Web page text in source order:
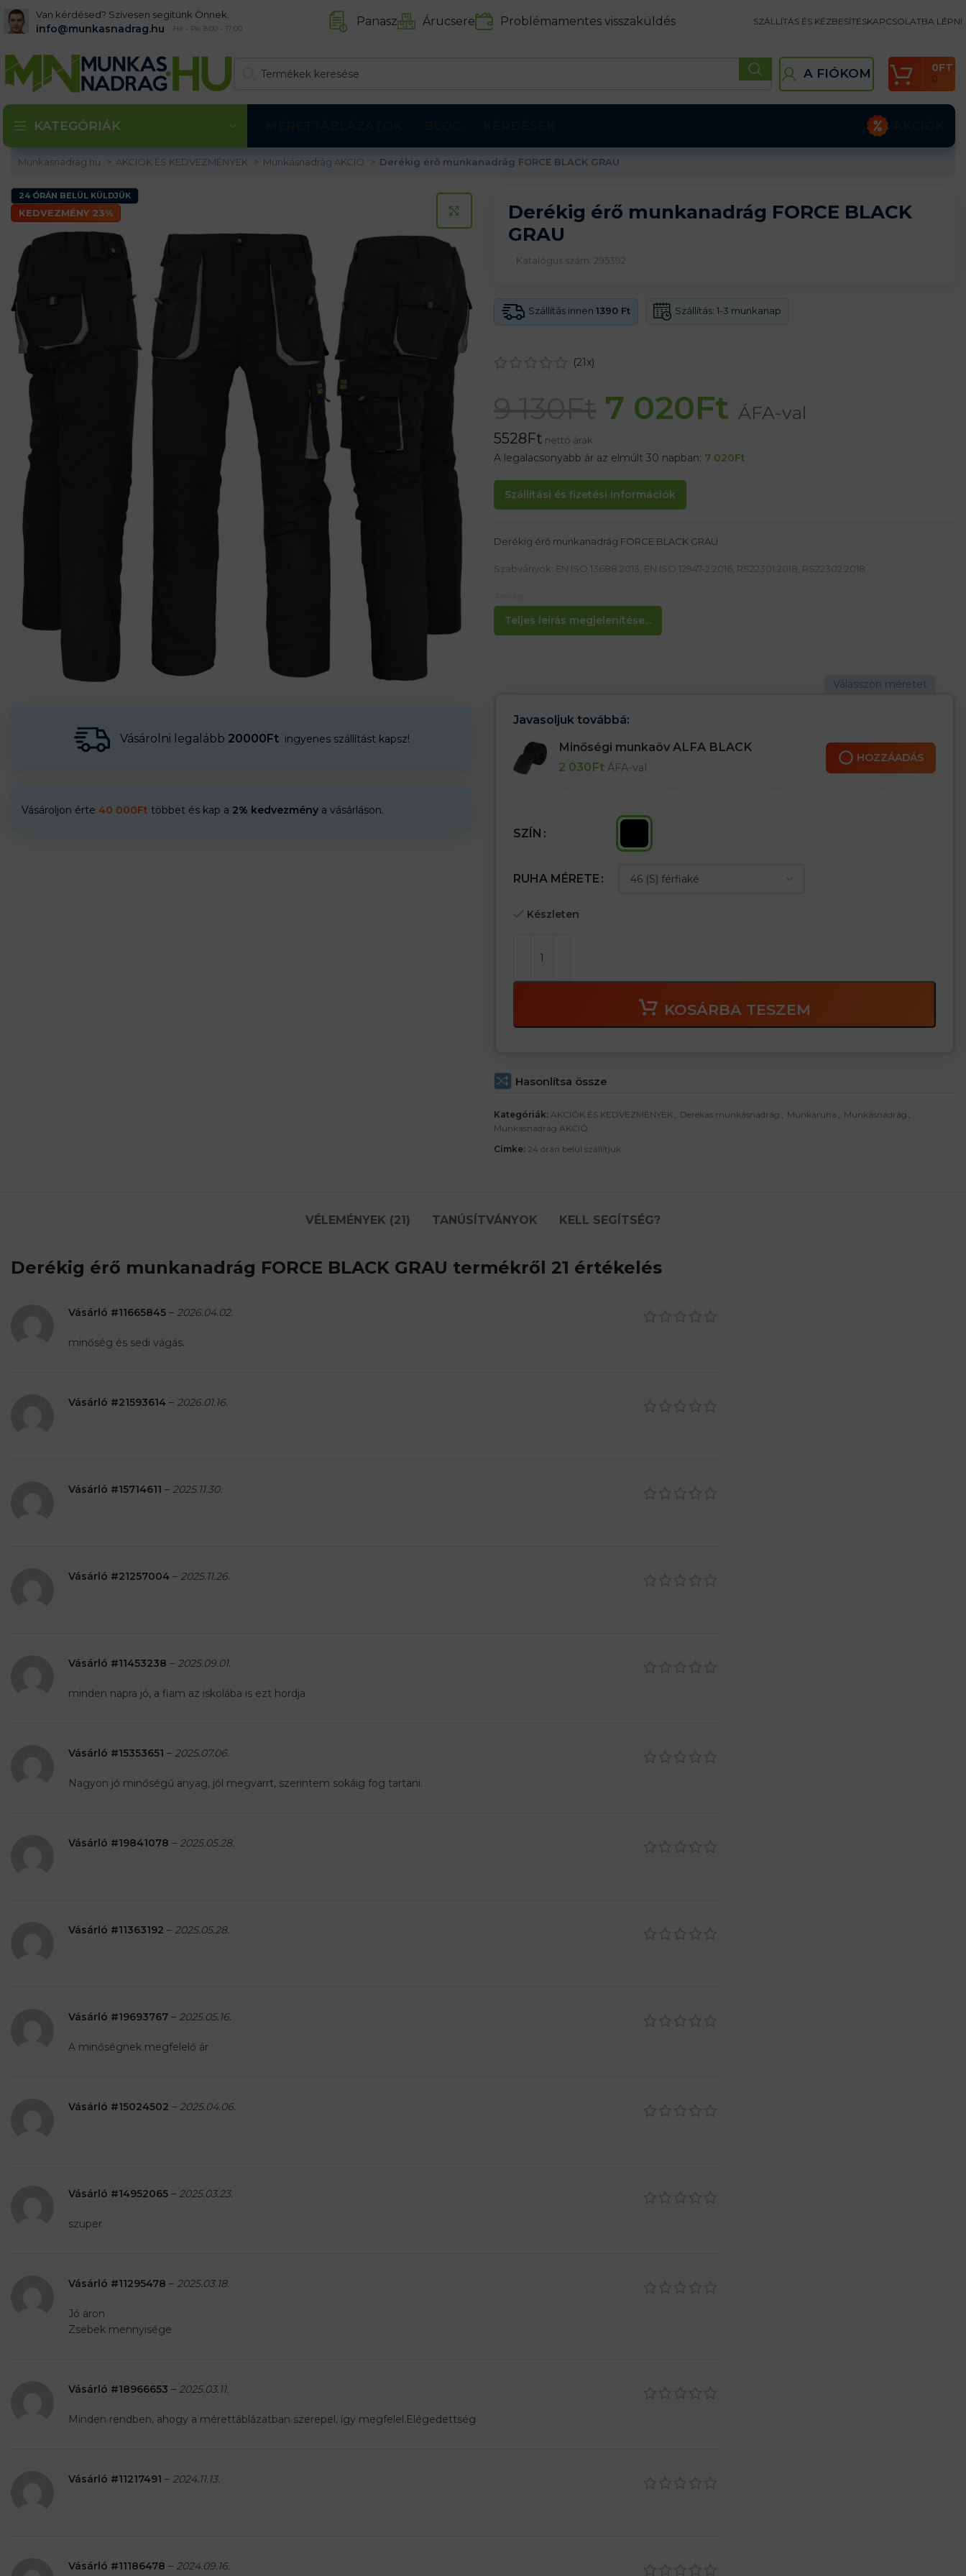
Van kérdésed? Szívesen segítünk Önnek.
info@munkasnadrag.hu Hé - Pé: 8:00 - 17:00 Panasz Árucsere Problémamentes visszaküldés SZÁLLÍTÁS ÉS KÉZBESÍTÉSKAPCSOLATBA LÉPNI
A FIÓKOM 0
0FT
KATEGÓRIÁK
Munkasnadrag.hu AKCIÓK ÉS KEDVEZMÉNYEK Munkásnadrág AKCIÓ Derékig érő munkanadrág FORCE BLACK GRAU
24 ÓRÁN BELÜL KÜLDJÜK
KEDVEZMÉNY 23% KATTINTS A KINAGYÍTÁSHOZ
Vásárolni legalább 20000Ft ingyenes szállítást kapsz!
Vásároljon érte 40 000Ft többet és kap a 2% kedvezmény a vásárláson.
Derékig érő munkanadrág FORCE BLACK
GRAU
Katalógus szám: 295392
Szállítás innen 1390 Ft Szállítás: 1-3 munkanap
(21x)
7 020Ft ÁFA-val
5528Ft nettó árak
A legalacsonyabb ár az elmúlt 30 napban: 7 020Ft
Szállítási és fizetési információk
Teljes leírás megjelenítése...
Derékig érő munkanadrág FORCE BLACK GRAU
Szabványok: EN ISO 13688:2013, EN ISO 12947-2:2016, RS22301:2018, RS22302:2018
80% poliészter, 20% pamut 260 g/m²
Jellemzők:
– Egy lábzseb a tartozékoknak és oldalsó hosszanti zseb
– Térdzsebek a térdvédők számára
Az öv nem része a csomagnak (külön kell megrendelni)
Javasoljuk továbbá:
Minőségi munkaöv ALFA BLACK
2 030Ft ÁFA-val
HOZZÁADÁS
SZÍN
RUHA MÉRETE
Készleten
KOSÁRBA TESZEM
Hasonlítsa össze
Kategóriák: AKCIÓK ÉS KEDVEZMÉNYEK , Derekas munkásnadrág , Munkaruha , Munkásnadrág ,
Munkásnadrág AKCIÓ
Címke: 24 órán belül szállítjuk
VÉLEMÉNYEK (21) TANÚSÍTVÁNYOK KELL SEGÍTSÉG?
Derékig érő munkanadrág FORCE BLACK GRAU termékről 21 értékelés
Vásárló #11665845 – 2026.04.02.
minőség és sedi vágás.
Vásárló #21593614 – 2026.01.16.
Vásárló #15714611 – 2025.11.30.
Vásárló #21257004 – 2025.11.26.
Vásárló #11453238 – 2025.09.01.
minden napra jó, a fiam az iskolába is ezt hordja
Vásárló #15353651 – 2025.07.06.
Nagyon jó minőségű anyag, jól megvarrt, szerintem sokáig fog tartani.
Vásárló #19841078 – 2025.05.28.
Vásárló #11363192 – 2025.05.28.
Vásárló #19693767 – 2025.05.16.
A minőségnek megfelelő ár
Vásárló #15024502 – 2025.04.06.
Vásárló #14952065 – 2025.03.23.
szuper
Vásárló #11295478 – 2025.03.18.
Jó áron
Zsebek mennyisége
Vásárló #18966653 – 2025.03.11.
Minden rendben, ahogy a mérettáblázatban szerepel, így megfelel.Elégedettség
Vásárló #11217491 – 2024.11.13.
Vásárló #11186478 – 2024.09.16.